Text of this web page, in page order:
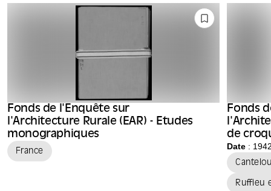
Fonds de l'Enquête sur
l'Architecture Rurale (EAR) - Etudes
monographiques
France
Fonds
de
Date :
Ruffieu